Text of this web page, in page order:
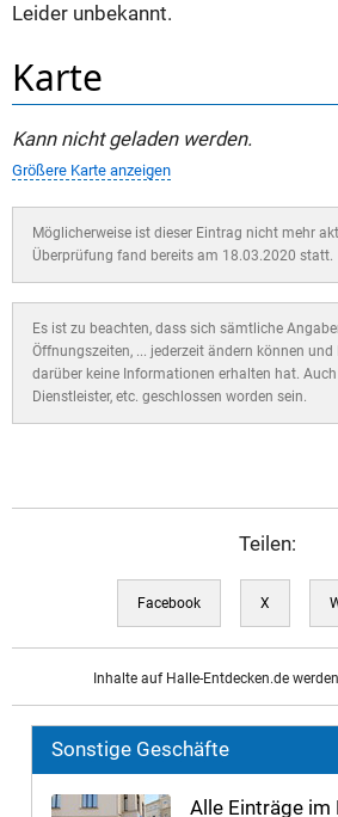
Leider unbekannt.
Karte
Kann nicht geladen werden.
Größere Karte anzeigen
Möglicherweise ist dieser Eintrag nicht mehr
Überprüfung fand bereits am 18.03.2020 statt.
Es ist zu beachten, dass sich sämtliche
Öffnungszeiten, ... jederzeit ändern können und
darüber keine Informationen erhalten hat.
Dienstleister, etc. geschlossen worden sein.
Teilen:
Facebook X
Inhalte auf Halle-Entdecken.de
Sonstige Geschäfte
Alle Einträge im